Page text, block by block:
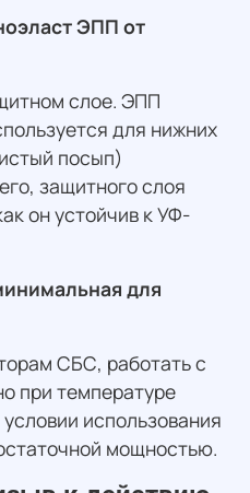
ЭПП от
слое. ЭПП
для нижних
посып)
защитного слоя
он устойчив к УФ-
для
СБС, работать с
при температуре
использования
мощностью.